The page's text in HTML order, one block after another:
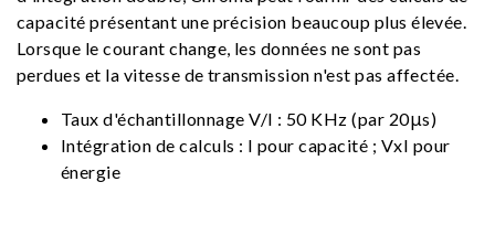
capacité présentant une précision beaucoup plus élevée.
Lorsque le courant change, les données ne sont pas
perdues et la vitesse de transmission n'est pas affectée.
Taux d'échantillonnage V/I : 50 KHz (par 20μs)
Intégration de calculs : I pour capacité ; VxI pour
énergie